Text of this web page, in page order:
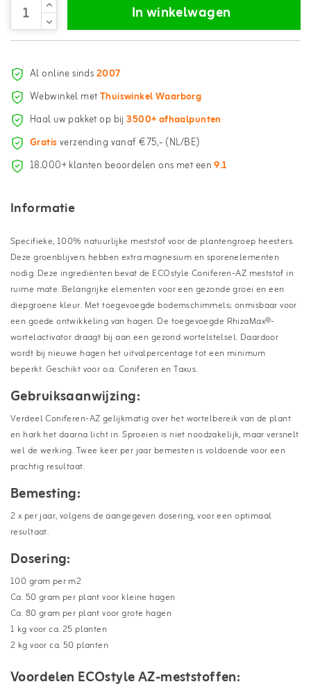
In winkelwagen
Al online sinds2007
Webwinkel metThuiswinkel Waarborg
Haal uw pakket op bij3500+ afhaalpunten
Gratisverzending vanaf €75,- (NL/BE)
18.000+ klanten beoordelen ons met een9.1
Informatie
Specifieke, 100% natuurlijke meststof voor de plantengroep heesters.
Deze groenblijvers hebben extra magnesium en sporenelementen
nodig. Deze ingrediënten bevat de ECOstyle Coniferen-AZ meststof in
ruime mate. Belangrijke elementen voor een gezonde groei en een
diepgroene kleur. Met toegevoegde bodemschimmels; onmisbaar voor
een goede ontwikkeling van hagen. De toegevoegde RhizaMax®-
wortelactivator draagt bij aan een gezond wortelstelsel. Daardoor
wordt bij nieuwe hagen het uitvalpercentage tot een minimum
beperkt. Geschikt voor o.a. Coniferen en Taxus.
Gebruiksaanwijzing:
Verdeel Coniferen-AZ gelijkmatig over het wortelbereik van de plant
en hark het daarna licht in. Sproeien is niet noodzakelijk, maar versnelt
wel de werking. Twee keer per jaar bemesten is voldoende voor een
prachtig resultaat.
Bemesting:
2 x per jaar, volgens de aangegeven dosering, voor een optimaal
resultaat.
Dosering:
100 gram per m2
Ca. 50 gram per plant voor kleine hagen
Ca. 80 gram per plant voor grote hagen
1 kg voor ca. 25 planten
2 kg voor ca. 50 planten
Voordelen ECOstyle AZ-meststoffen: